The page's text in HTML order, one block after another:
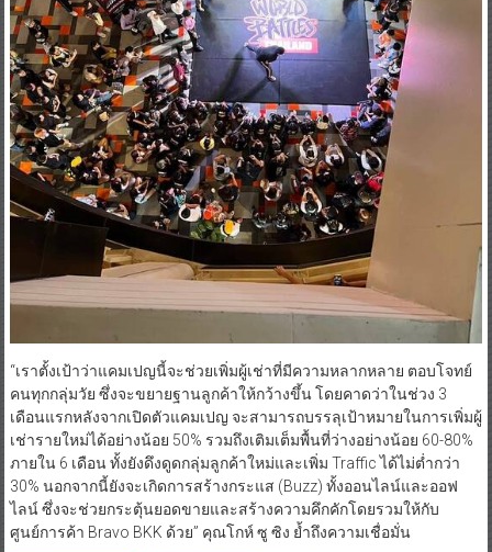
“เราตั้งเป้าว่าแคมเปญนี้จะช่วยเพิ่มผู้เช่าที่มีความหลากหลาย ตอบโจทย์
คนทุกกลุ่มวัย ซึ่งจะขยายฐานลูกค้าให้กว้างขึ้น โดยคาดว่าในช่วง 3
เดือนแรกหลังจากเปิดตัวแคมเปญ จะสามารถบรรลุเป้าหมายในการเพิ่มผู้
เช่ารายใหม่ได้อย่างน้อย 50% รวมถึงเติมเต็มพื้นที่ว่างอย่างน้อย 60-80%
ภายใน 6 เดือน ทั้งยังดึงดูดกลุ่มลูกค้าใหม่และเพิ่ม Traffic ได้ไม่ต่ำกว่า
30% นอกจากนี้ยังจะเกิดการสร้างกระแส (Buzz) ทั้งออนไลน์และออฟ
ไลน์ ซึ่งจะช่วยกระตุ้นยอดขายและสร้างความคึกคักโดยรวมให้กับ
ศูนย์การค้า Bravo BKK ด้วย” คุณโกห์ ซู ซิง ย้ำถึงความเชื่อมั่น